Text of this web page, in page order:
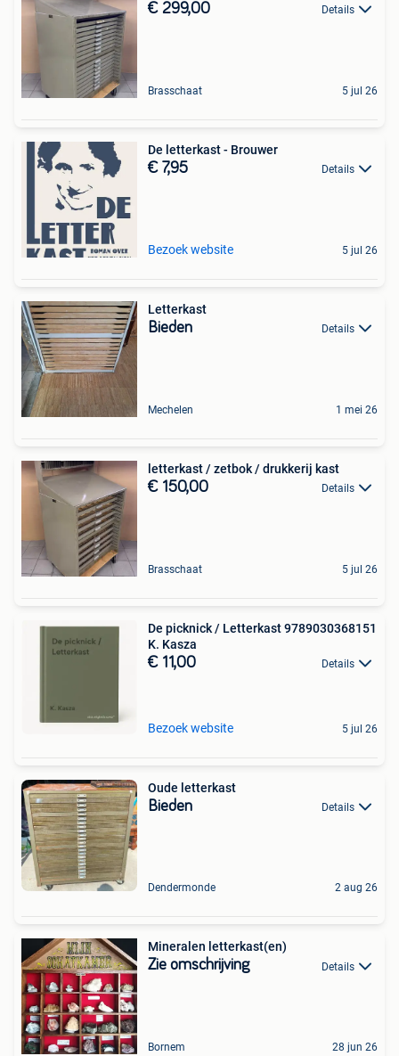
€ 299,00 Details
Brasschaat 5 jul 26
De letterkast - Brouwer
€ 7,95 Details
Bezoek website 5 jul 26
Letterkast
Bieden Details
Mechelen 1 mei 26
letterkast / zetbok / drukkerij kast
€ 150,00 Details
Brasschaat 5 jul 26
De picknick / Letterkast 9789030368151
K. Kasza
€ 11,00 Details
Bezoek website 5 jul 26
Oude letterkast
Bieden Details
Dendermonde 2 aug 26
Mineralen letterkast(en)
Zie omschrijving Details
Bornem 28 jun 26